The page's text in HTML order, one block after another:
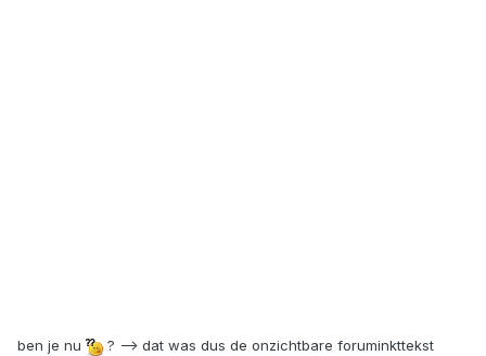
ben je nu ? --> dat was dus de onzichtbare foruminkttekst